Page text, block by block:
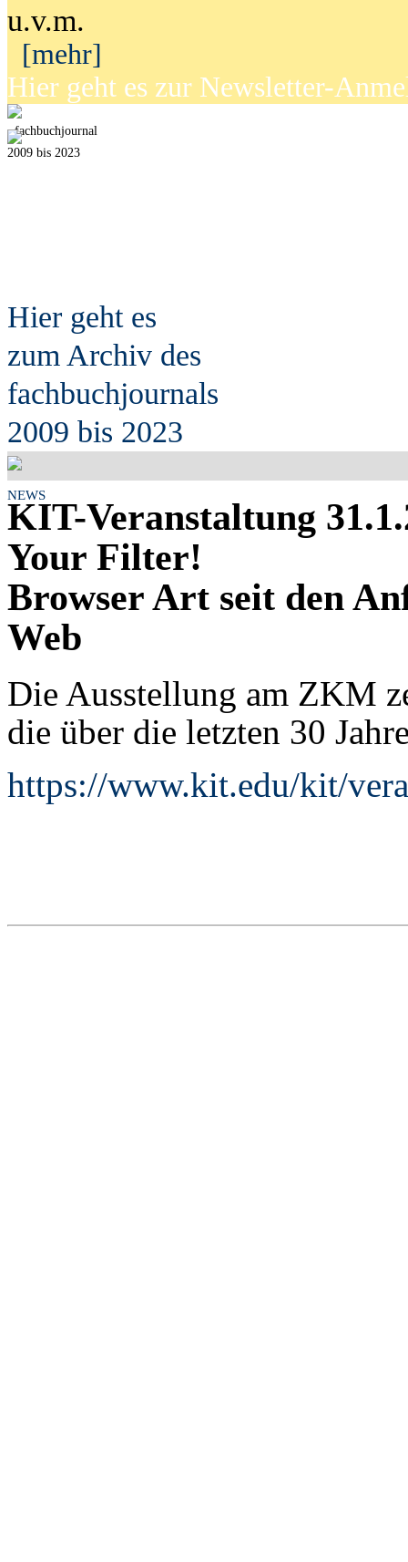
u.v.m.
[mehr]
Hier geht es zur Newsletter-
fachbuchjournal
2009 bis 2023
Hier geht es
zum Archiv des
fachbuchjournals
2009 bis 2023
NEWS
KIT-Veranstaltung
Your Filter!
Browser Art seit den
Web
Die Ausstellung am ZKM
die über die letzten 30
https://www.kit.edu/kit/